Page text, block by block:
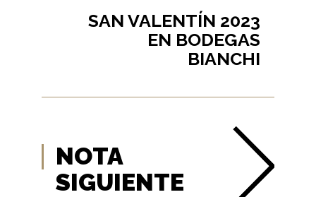
SAN VALENTÍN 2023
EN BODEGAS
BIANCHI
NOTA
SIGUIENTE